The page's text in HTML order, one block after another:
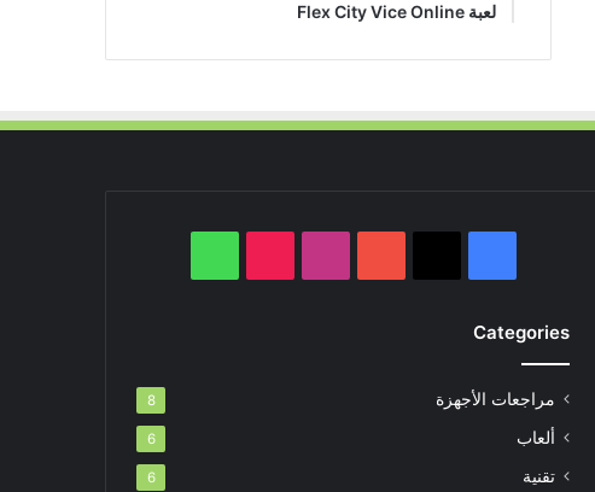
لعبة Flex City Vice Online
Categories
مراجعات الأجهزة 8
ألعاب 6
تقنية 6